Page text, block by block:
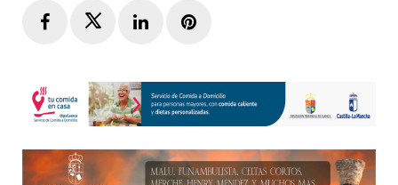
FacebookTwitterLinkedInPinterest